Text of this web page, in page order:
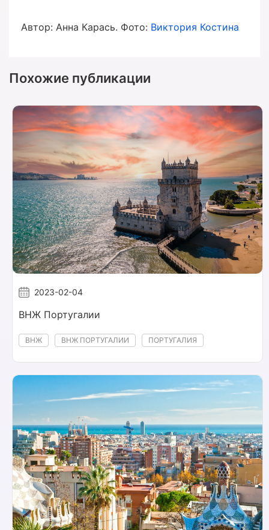
Автор: Анна Карась. Фото: Виктория Костина
Похожие публикации
2023-02-04
ВНЖ Португалии
ВНЖ ВНЖ ПОРТУГАЛИИ ПОРТУГАЛИЯ